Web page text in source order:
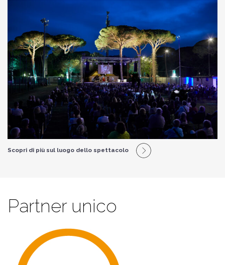
Scopri di più sul luogo dello spettacolo
Partner unico